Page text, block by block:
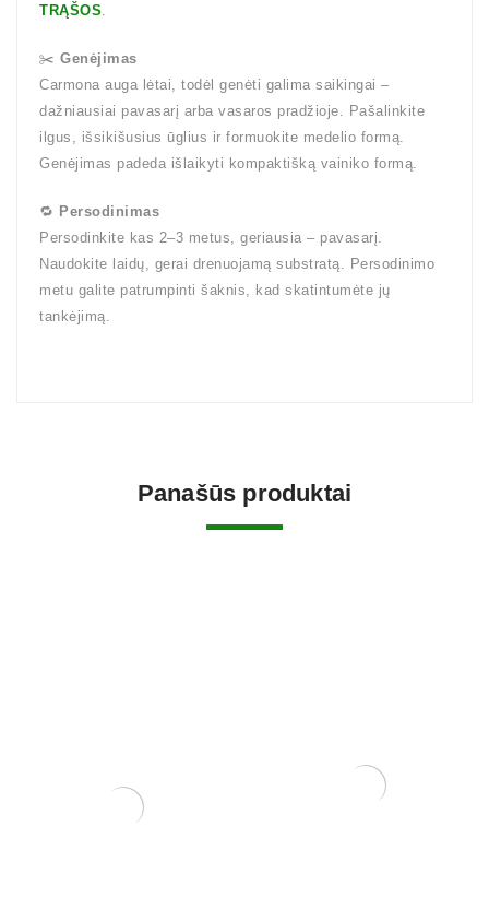
TRĄŠOS.
✂️ Genėjimas
Carmona auga lėtai, todėl genėti galima saikingai –
dažniausiai pavasarį arba vasaros pradžioje. Pašalinkite
ilgus, išsikišusius ūglius ir formuokite medelio formą.
Genėjimas padeda išlaikyti kompaktišką vainiko formą.
🔁 Persodinimas
Persodinkite kas 2–3 metus, geriausia – pavasarį.
Naudokite laidų, gerai drenuojamą substratą. Persodinimo
metu galite patrumpinti šaknis, kad skatintumėte jų
tankėjimą.
Panašūs produktai